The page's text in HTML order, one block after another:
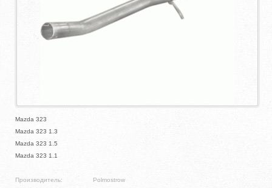
Mazda 323
Mazda 323 1.3
Mazda 323 1.5
Mazda 323 1.1
Производитель:
Polmostrow